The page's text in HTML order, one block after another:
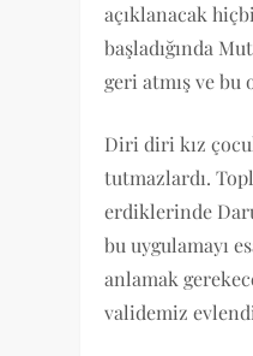
açıklanacak
başladığında
geri atmış ve bu
Diri diri kız
tutmazlardı.
erdiklerinde
bu uygulamayı
anlamak
validemiz